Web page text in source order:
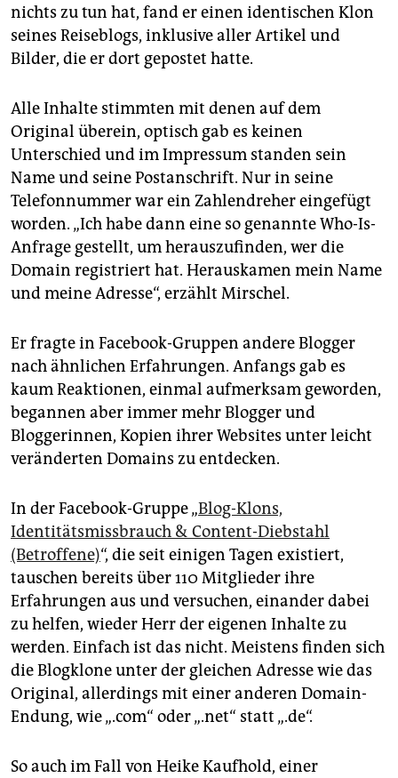
epaper login
nichts zu tun hat, fand er einen identischen Klon
seines Reiseblogs, inklusive aller Artikel und
Bilder, die er dort gepostet hatte.
Alle Inhalte stimmten mit denen auf dem
Original überein, optisch gab es keinen
Unterschied und im Impressum standen sein
Name und seine Postanschrift. Nur in seine
Telefonnummer war ein Zahlendreher eingefügt
worden. „Ich habe dann eine so genannte Who-Is-
Anfrage gestellt, um herauszufinden, wer die
Domain registriert hat. Herauskamen mein Name
und meine Adresse“, erzählt Mirschel.
Er fragte in Facebook-Gruppen andere Blogger
nach ähnlichen Erfahrungen. Anfangs gab es
kaum Reaktionen, einmal aufmerksam geworden,
begannen aber immer mehr Blogger und
Bloggerinnen, Kopien ihrer Websites unter leicht
veränderten Domains zu entdecken.
In der Facebook-Gruppe „Blog-Klons,
Identitätsmissbrauch & Content-Diebstahl
(Betroffene)“, die seit einigen Tagen existiert,
tauschen bereits über 110 Mitglieder ihre
Erfahrungen aus und versuchen, einander dabei
zu helfen, wieder Herr der eigenen Inhalte zu
werden. Einfach ist das nicht. Meistens finden sich
die Blogklone unter der gleichen Adresse wie das
Original, allerdings mit einer anderen Domain-
Endung, wie „.com“ oder „.net“ statt „.de“.
So auch im Fall von Heike Kaufhold, einer